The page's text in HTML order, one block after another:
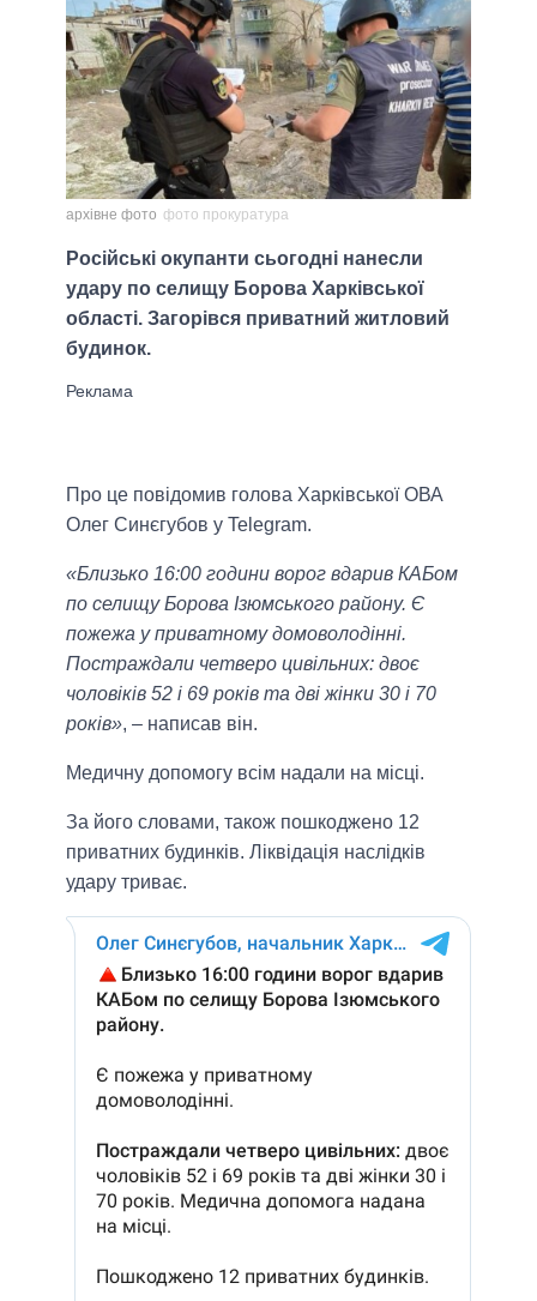
архівне фото фото прокуратура
Російські окупанти сьогодні нанесли
удару по селищу Борова Харківської
області. Загорівся приватний житловий
будинок.
Про це повідомив голова Харківської ОВА
Олег Синєгубов у Telegram.
«Близько 16:00 години ворог вдарив КАБом
по селищу Борова Ізюмського району. Є
пожежа у приватному домоволодінні.
Постраждали четверо цивільних: двоє
чоловіків 52 і 69 років та дві жінки 30 і 70
років», – написав він.
Медичну допомогу всім надали на місці.
За його словами, також пошкоджено 12
приватних будинків. Ліквідація наслідків
удару триває.